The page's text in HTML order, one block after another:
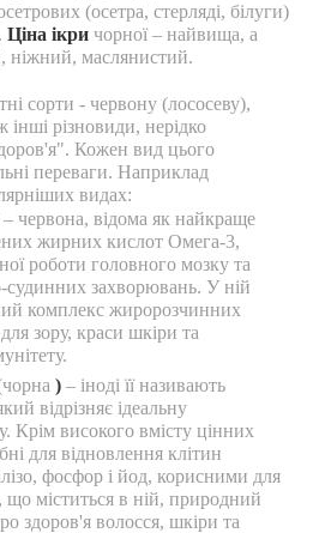
(осетра, стерляді, білуги)
Ціна ікри чорної – найвища, а
ніжний, маслянистий.
сорти - червону (лососеву),
інші різновиди, нерідко
Кожен вид цього
переваги. Наприклад
видах:
– червона, відома як найкраще
жирних кислот Омега-3,
роботи головного мозку та
судинних захворювань. У ній
комплекс жиророзчинних
для зору, краси шкіри та
) – іноді її називають
відрізняє ідеальну
Крім високого вмісту цінних
для відновлення клітин
фосфор і йод, корисними для
міститься в ній, природний
здоров'я волосся, шкіри та